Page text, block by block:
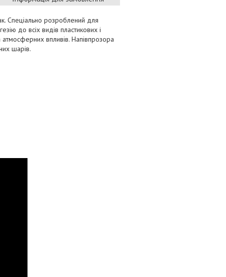
Спеціально розроблений для
до всіх видів пластикових і
впливів. Напівпрозора
шарів.